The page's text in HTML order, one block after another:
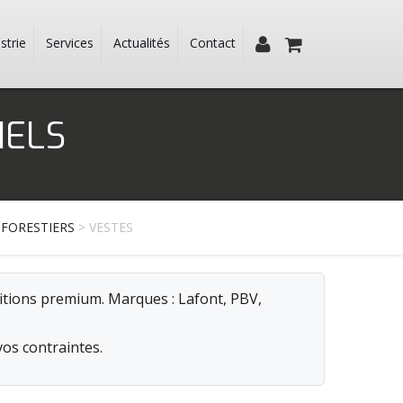
Services Actualités Contact
> VESTES
premium. Marques : Lafont, PBV,
contraintes.